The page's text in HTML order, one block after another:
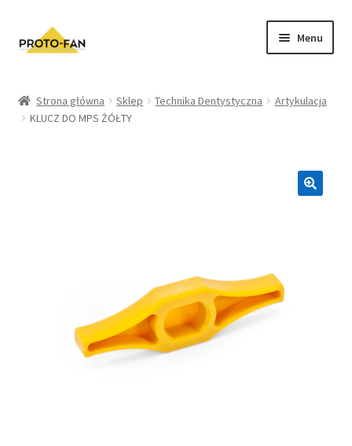
Menu
Kursy Stomatologiczne
Polityka prywatności
Strona główna Sklep Technika Dentystyczna
Artykulacja
KLUCZ DO MPS ŻÓŁTY